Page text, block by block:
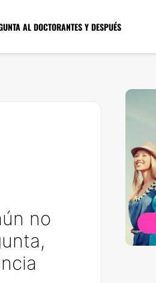
AL DOCTORANTES Y DESPUÉS
no